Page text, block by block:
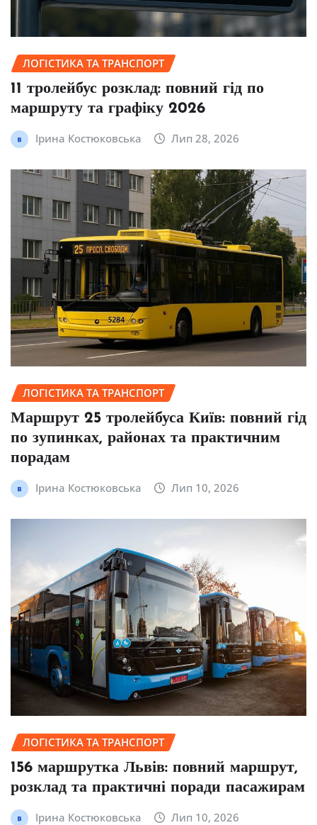
ЛОГІСТИКА ТА ТРАНСПОРТ
11 тролейбус розклад: повний гід по
маршруту та графіку 2026
Ірина Костюковська Лип 28, 2026
ЛОГІСТИКА ТА ТРАНСПОРТ
Маршрут 25 тролейбуса Київ: повний гід
по зупинках, районах та практичним
порадам
Ірина Костюковська Лип 10, 2026
ЛОГІСТИКА ТА ТРАНСПОРТ
156 маршрутка Львів: повний маршрут,
розклад та практичні поради пасажирам
Ірина Костюковська Лип 10, 2026